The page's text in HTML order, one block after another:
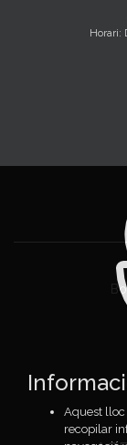
Horari:
Aquest lloc
recopilar